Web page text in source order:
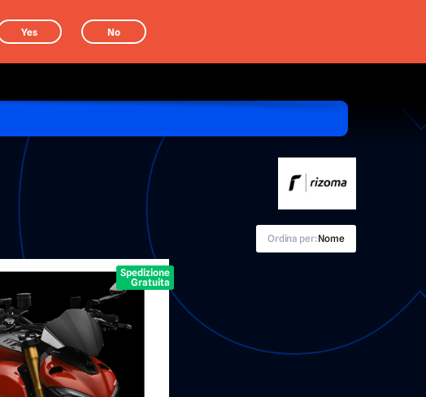
Ordina per:Nome
Spedizione
Gratuita
Yes No